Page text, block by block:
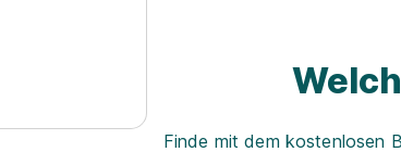
Finde mit dem kostenlosen